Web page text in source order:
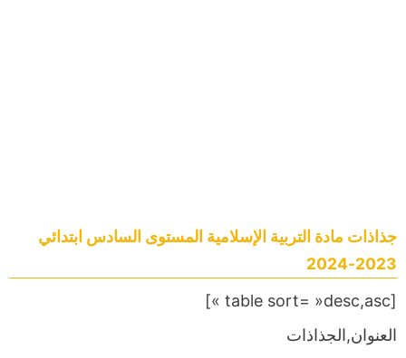
جذاذات مادة التربية الإسلامية المستوى السادس ابتدائي
2023-2024
[table sort= »desc,asc »]
العنوان,الجذاذات